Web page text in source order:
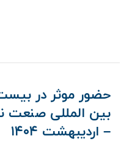
حضور موثر در
بین المللی صنعت
– اردیبهشت ۱۴۰۴